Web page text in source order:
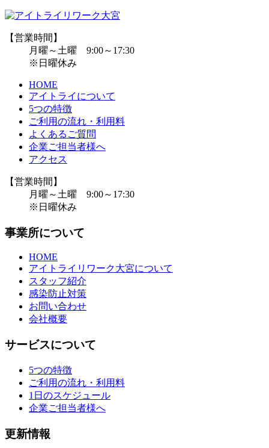
【営業時間】
月曜～土曜 9:00～17:30
※日曜休み
HOME
アイトライについて
5つの特徴
ご利用の流れ・利用料
よくあるご質問
企業ご担当者様へ
アクセス
【営業時間】
月曜～土曜 9:00～17:30
※日曜休み
事業所について
HOME
アイトライリワーク大宮について
スタッフ紹介
感染防止対策
お問い合わせ
会社概要
サービスについて
5つの特徴
ご利用の流れ・利用料
1日のスケジュール
企業ご担当者様へ
更新情報